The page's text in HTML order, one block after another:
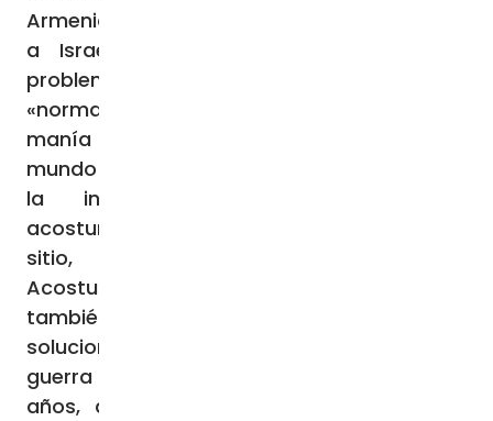
Armenia y conquistó Karabaj, Hamás atacó
a Israel y Rusia está resolviendo sus
problemas en Ucrania”. Por lo tanto, esta
«normalización de la guerra» no es sólo una
manía de los rusos, es una dimensión del
mundo entero, «hemos entrado en la era de
la inestabilidad y tenemos que
acostumbrarnos a eso», se afirma en el
sitio, no sin cierta satisfacción.
Acostumbrarse a la guerra significa
también darse cuenta de que no habrá
soluciones rápidas de los conflictos, que la
guerra nos acompañará durante muchos
años, aseguran los rusos: «no terminará